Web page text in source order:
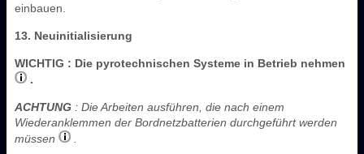
einbauen.
13. Neuinitialisierung
WICHTIG : Die pyrotechnischen Systeme in Betrieb nehmen
.
ACHTUNG : Die Arbeiten ausführen, die nach einem
Wiederanklemmen der Bordnetzbatterien durchgeführt werden
müssen